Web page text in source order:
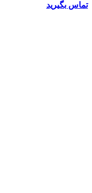
تماس بگیرید